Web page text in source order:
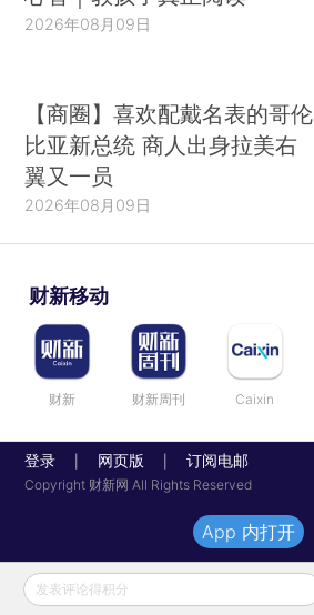
2026年08月09日
【商圈】喜欢配戴名表的哥伦
比亚新总统 商人出身拉美右
翼又一员
2026年08月09日
财新移动
财新 财新周刊 Caixin
登录 网页版 订阅电邮
Copyright 财新网 All Rights Reserved
发表评论得积分
App 内打开